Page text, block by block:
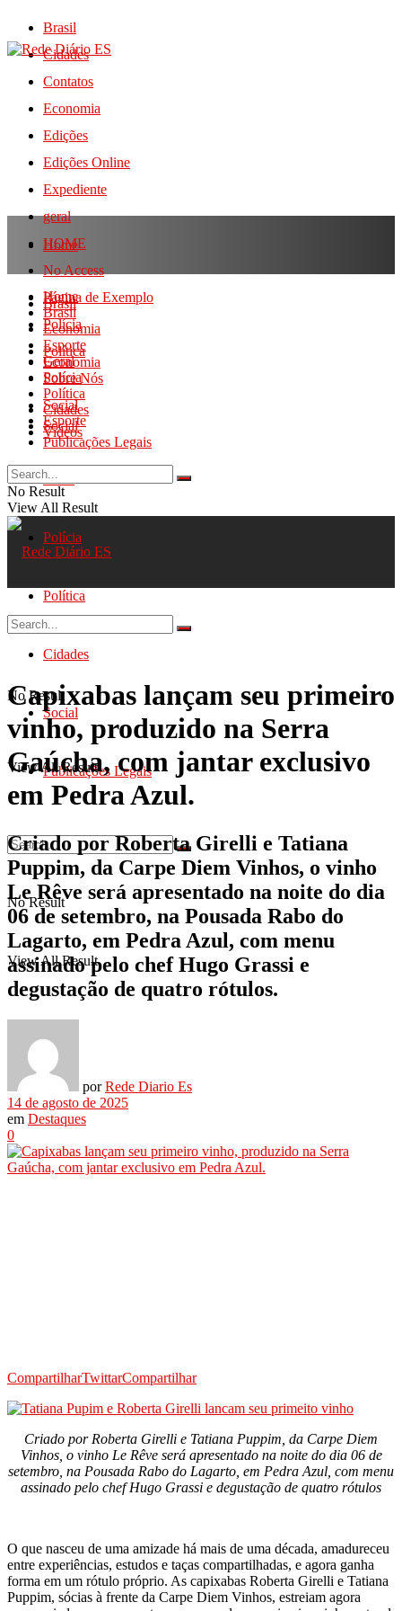
Brasil
Cidades
Contatos
Economia
Edições
Edições Online
Expediente
geral
HOME
No Access
Página de Exemplo
Polícia
Política
Sobre Nós
Social
Videos
Home
Brasil
Economia
Esporte
Geral
Polícia
Política
Cidades
Social
Publicações Legais
No Result
View All Result
Home
Brasil
Economia
Esporte
Geral
Polícia
Política
Cidades
Social
Publicações Legais
No Result
View All Result
No Result
View All Result
Capixabas lançam seu primeiro
vinho, produzido na Serra
Gaúcha, com jantar exclusivo
em Pedra Azul.
Criado por Roberta Girelli e Tatiana
Puppim, da Carpe Diem Vinhos, o vinho
Le Rêve será apresentado na noite do dia
06 de setembro, na Pousada Rabo do
Lagarto, em Pedra Azul, com menu
assinado pelo chef Hugo Grassi e
degustação de quatro rótulos.
por Rede Diario Es
14 de agosto de 2025
em Destaques
0
CompartilharTwittarCompartilhar
Criado por Roberta Girelli e Tatiana Puppim, da Carpe Diem
Vinhos, o vinho Le Rêve será apresentado na noite do dia 06 de
setembro, na Pousada Rabo do Lagarto, em Pedra Azul, com menu
assinado pelo chef Hugo Grassi e degustação de quatro rótulos
O que nasceu de uma amizade há mais de uma década, amadureceu
entre experiências, estudos e taças compartilhadas, e agora ganha
forma em um rótulo próprio. As capixabas Roberta Girelli e Tatiana
Puppim, sócias à frente da Carpe Diem Vinhos, estreiam agora